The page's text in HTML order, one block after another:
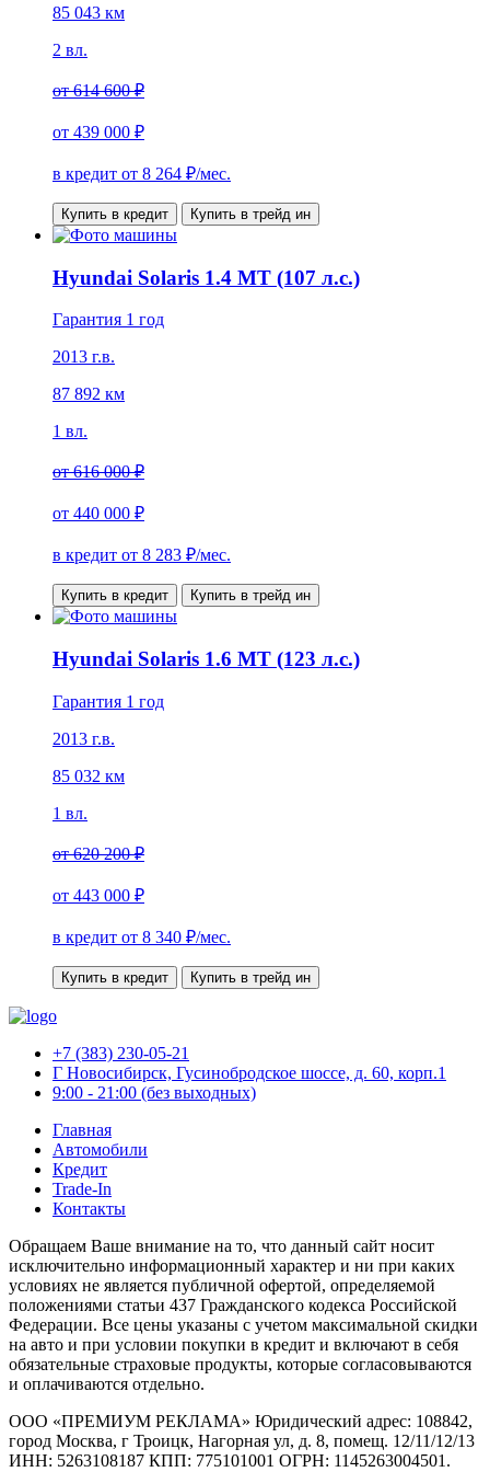
85 043 км
2 вл.
от614 600 ₽
от 439 000 ₽
в кредит от 8 264 ₽/мес.
Купить в кредит Купить в трейд ин
Hyundai Solaris 1.4 MT (107 л.с.)
Гарантия 1 год
2013 г.в.
87 892 км
1 вл.
от616 000 ₽
от 440 000 ₽
в кредит от 8 283 ₽/мес.
Купить в кредит Купить в трейд ин
Hyundai Solaris 1.6 MT (123 л.с.)
Гарантия 1 год
2013 г.в.
85 032 км
1 вл.
от620 200 ₽
от 443 000 ₽
в кредит от 8 340 ₽/мес.
Купить в кредит Купить в трейд ин
+7 (383) 230-05-21
Г Новосибирск, Гусинобродское шоссе, д. 60, корп.1
9:00 - 21:00 (без выходных)
Главная
Автомобили
Кредит
Trade-In
Контакты
Обращаем Ваше внимание на то, что данный сайт носит
исключительно информационный характер и ни при каких
условиях не является публичной офертой, определяемой
положениями статьи 437 Гражданского кодекса Российской
Федерации. Все цены указаны с учетом максимальной скидки
на авто и при условии покупки в кредит и включают в себя
обязательные страховые продукты, которые согласовываются
и оплачиваются отдельно.
ООО «ПРЕМИУМ РЕКЛАМА» Юридический адрес: 108842,
город Москва, г Троицк, Нагорная ул, д. 8, помещ. 12/11/12/13
ИНН: 5263108187 КПП: 775101001 ОГРН: 1145263004501.